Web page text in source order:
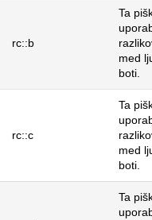
rc::b
Ta
med
boti.
rc::c
Ta
med
boti.
Ta